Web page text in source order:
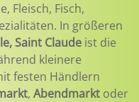
Fleisch, Fisch,
In größeren
Saint Claude ist die
kleinere
festen Händlern
, Abendmarkt oder